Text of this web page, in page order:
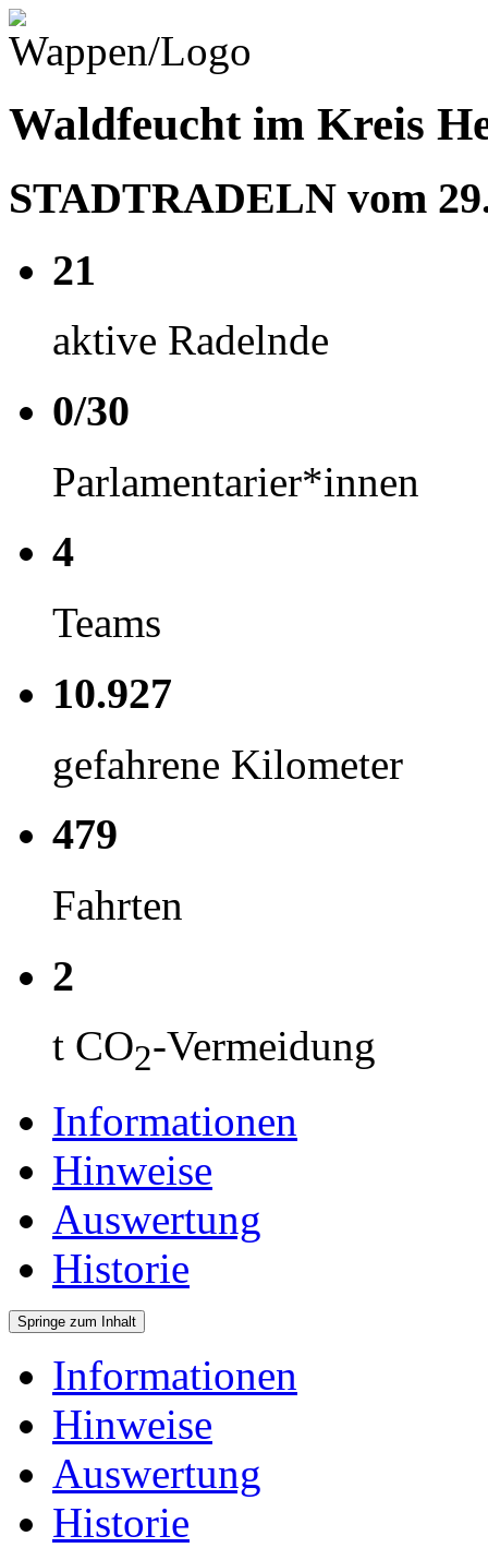
Waldfeucht im Kreis
STADTRADELN vom
21
aktive Radelnde
0/30
Parlamentarier*innen
4
Teams
10.927
gefahrene Kilometer
479
Fahrten
2
t CO2-Vermeidung
Informationen
Hinweise
Auswertung
Historie
Springe zum Inhalt
Informationen
Hinweise
Auswertung
Historie